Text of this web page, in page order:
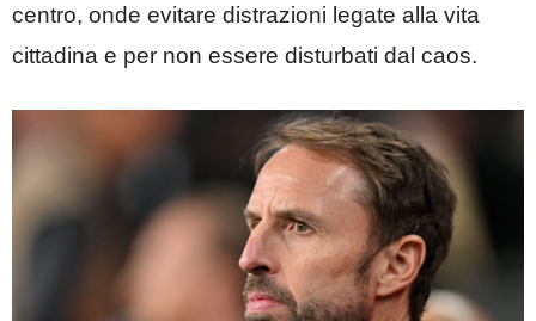
centro, onde evitare distrazioni legate alla vita
cittadina e per non essere disturbati dal caos.